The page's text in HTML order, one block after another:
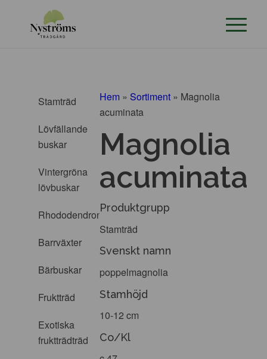
Stamträd
Lövfällande
buskar
Vintergröna
lövbuskar
Rhododendron
Barrväxter
Bärbuskar
Fruktträd
Exotiska
fruktträdträd
Hem » Sortiment » Magnolia
acuminata
Magnolia
acuminata
Produktgrupp
Stamträd
Svenskt namn
poppelmagnolia
Stamhöjd
10-12 cm
Co/Kl